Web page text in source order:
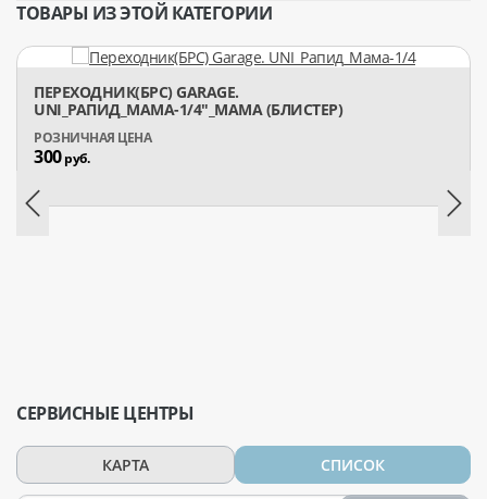
ТОВАРЫ ИЗ ЭТОЙ КАТЕГОРИИ
ПЕРЕХОДНИК(БРС) GARAGE.
UNI_РАПИД_МАМА-1/4"_МАМА (БЛИСТЕР)
300руб.
СЕРВИСНЫЕ ЦЕНТРЫ
КАРТА СПИСОК